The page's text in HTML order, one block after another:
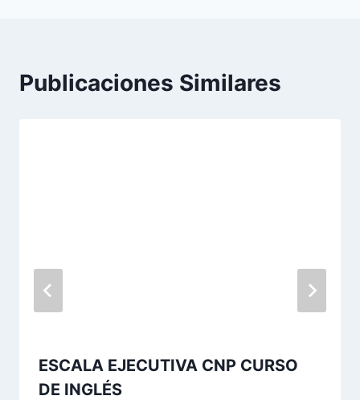
Publicaciones Similares
ESCALA EJECUTIVA CNP CURSO
DE INGLÉS